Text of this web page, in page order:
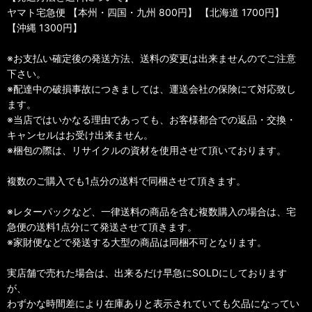
ヤマト宅急便 【本州・四国・九州 800円】 【北海道 1700円】
【沖縄 1300円】
※お支払い確定後の発送方法、送料の変更は出来ませんのでご注意
下さい。
※配達中の破損事故につきましては、運送会社の保険にて対応致し
ます。
※当店ではいかなる理由であっても、お客様都合での返品・交換・
キャンセルはお受け出来ません。
※梱包の際は、リサイクルの資材を使用させて頂いております。
複数のご購入でも1点分の送料で同梱させて頂きます。
※レターパックなど、一律送料の商品を含む複数購入の場合は、宅
急便の送料1点分にて発送させて頂きます。
※家財便などで発送する大型の商品は同梱不可となります。
実店舗で売れた場合は、出来るだけ早急にSOLDにしております
が、
わずかな時間差により在庫ありと表示されていても欠品になってい